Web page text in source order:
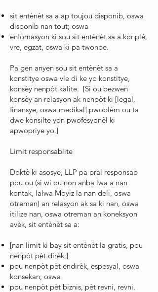
sit entènèt sa a ap toujou disponib, oswa
disponib nan tout; oswa
enfòmasyon ki sou sit entènèt sa a konplè,
vre, egzat, oswa ki pa twonpe.
Pa gen anyen sou sit entènèt sa a
konstitye oswa vle di ke yo konstitye,
konsèy nenpòt kalite. [Si ou bezwen
konsèy an relasyon ak nenpòt ki [legal,
finansye, oswa medikal] pwoblèm ou ta
dwe konsilte yon pwofesyonèl ki
apwopriye yo.]
Limit responsablite
Doktè ki asosye, LLP pa pral responsab
pou ou (si wi ou non anba lwa a nan
kontak, lalwa Moyiz la nan deli, oswa
otreman) an relasyon ak sa ki nan, oswa
itilize nan, oswa otreman an koneksyon
avèk, sit entènèt sa a:
[nan limit ki bay sit entènèt la gratis, pou
nenpòt pèt dirèk;]
pou nenpòt pèt endirèk, espesyal, oswa
konsekan; oswa
pou nenpòt pèt biznis, pèt revni, revni,